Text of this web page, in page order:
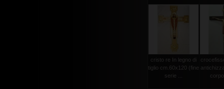
cristo re In legno di
tiglio cm.60x120 (fine
serie ...